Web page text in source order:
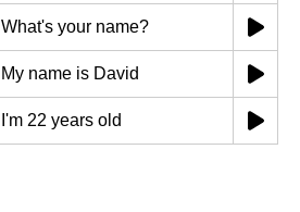
What's your name?
My name is David
I'm 22 years old